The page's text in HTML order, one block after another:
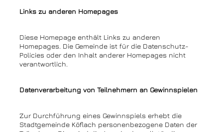
Links zu anderen Homepages
Diese Homepage enthält Links zu anderen
Homepages. Die Gemeinde ist für die Datenschutz-
Policies oder den Inhalt anderer Homepages nicht
verantwortlich.
Datenverarbeitung von Teilnehmern an Gewinnspielen
Zur Durchführung eines Gewinnspiels erhebt die
Stadtgemeinde Köflach personenbezogene Daten der